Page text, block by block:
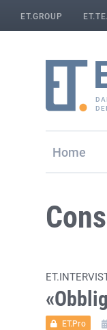
ET.GROUP
Home
ET.Pro